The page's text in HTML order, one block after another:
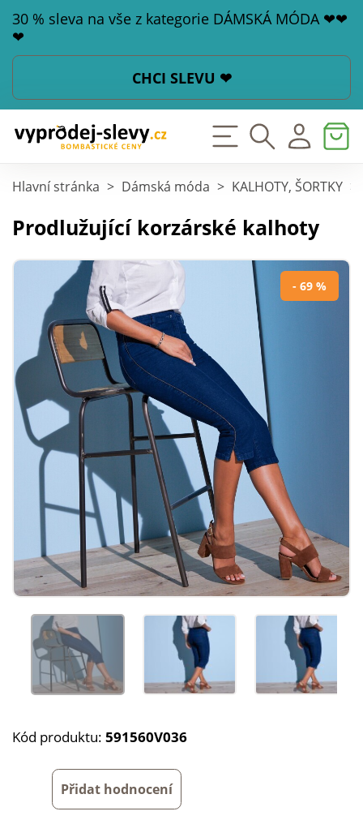
30 % sleva na vše z kategorie DÁMSKÁ MÓDA ❤❤
❤
CHCI SLEVU ❤
Hlavní stránka > Dámská móda > KALHOTY, ŠORTKY >
Prodlužující korzárské kalhoty
- 69 %
Kód produktu: 591560V036
Přidat hodnocení